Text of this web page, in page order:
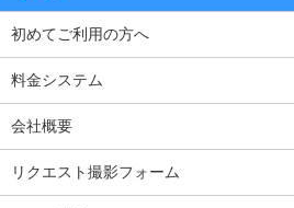
初めてご利用の方へ
料金システム
会社概要
リクエスト撮影フォーム